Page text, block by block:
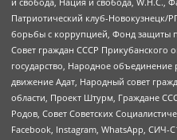
Патриотический клуб-
борьбы с коррупцией, Фонд защиты
Совет граждан СССР Прикубанского
государство, Народное
движение Адат, Народный совет
области, Проект Штурм, Граждане
Родов, Совет Советских
Facebook, Instagram, WhatsApp,